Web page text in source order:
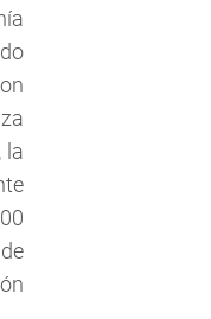
la